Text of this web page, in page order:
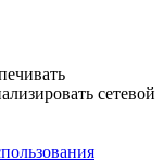
сетевой